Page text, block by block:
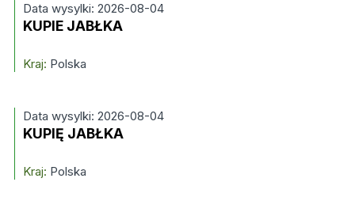
Data wysylki: 2026-08-04
KUPIE JABŁKA
Kraj: Polska
Data wysylki: 2026-08-04
KUPIĘ JABŁKA
Kraj: Polska